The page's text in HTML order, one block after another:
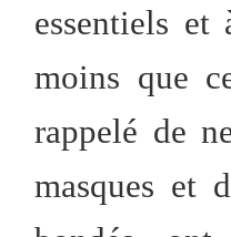
essentiels
moins que
rappelé de
masques et